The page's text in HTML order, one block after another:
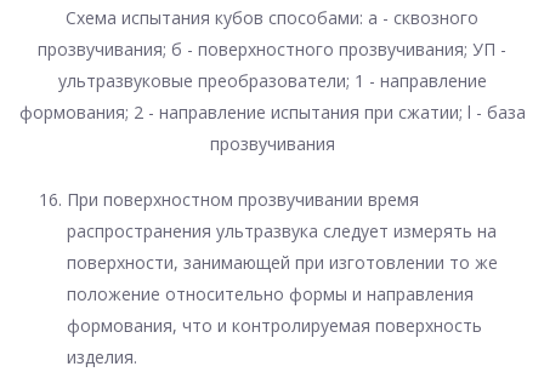
Схема испытания кубов способами: а - сквозного
прозвучивания; б - поверхностного прозвучивания; УП -
ультразвуковые преобразователи; 1 - направление
формования; 2 - направление испытания при сжатии; l - база
прозвучивания
При поверхностном прозвучивании время
распространения ультразвука следует измерять на
поверхности, занимающей при изготовлении то же
положение относительно формы и направления
формования, что и контролируемая поверхность
изделия.